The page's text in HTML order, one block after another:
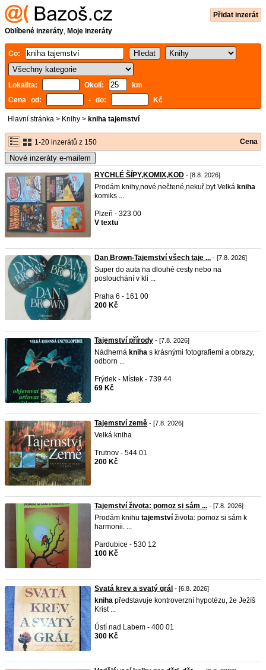
Přidat inzerát
Oblíbené inzeráty, Moje inzeráty
Co:
Lokalita: Okolí:
km
Cena od:
- do: Kč
Hlavní stránka > Knihy > kniha tajemství
1-20 inzerátů z 150 Cena
Nové inzeráty e-mailem
RYCHLÉ ŠÍPY,KOMIX,KOD - [8.8. 2026]
Prodám knihy,nové,nečtené,nekuř.byt Velká kniha
komiks ...
Plzeň - 323 00
V textu
Dan Brown-Tajemství všech taje ... - [7.8. 2026]
Super do auta na dlouhé cesty nebo na
poslouchání v kli ...
Praha 6 - 161 00
200 Kč
Tajemství přírody - [7.8. 2026]
Nádherná kniha s krásnými fotografiemi a obrazy,
odborn ...
Frýdek - Místek - 739 44
69 Kč
Tajemství země - [7.8. 2026]
Velká kniha
Trutnov - 544 01
200 Kč
Tajemství života: pomoz si sám ... - [7.8. 2026]
Prodám knihu tajemství života: pomoz si sám k
harmonii. ...
Pardubice - 530 12
100 Kč
Svatá krev a svatý grál - [6.8. 2026]
kniha představuje kontroverzní hypotézu, že Ježíš
Krist ...
Ústí nad Labem - 400 01
300 Kč